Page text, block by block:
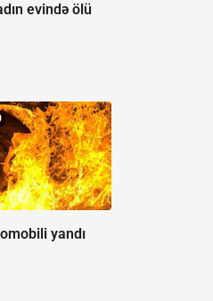
evində ölü
yandı